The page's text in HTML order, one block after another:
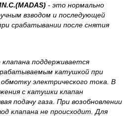
- это нормально
взводом и последующей
срабатывании после снятия
поддерживается
катушкой при
электрического тока. В
с катушки клапан
подачу газа. При возобновлении
клапана не происходит. Для